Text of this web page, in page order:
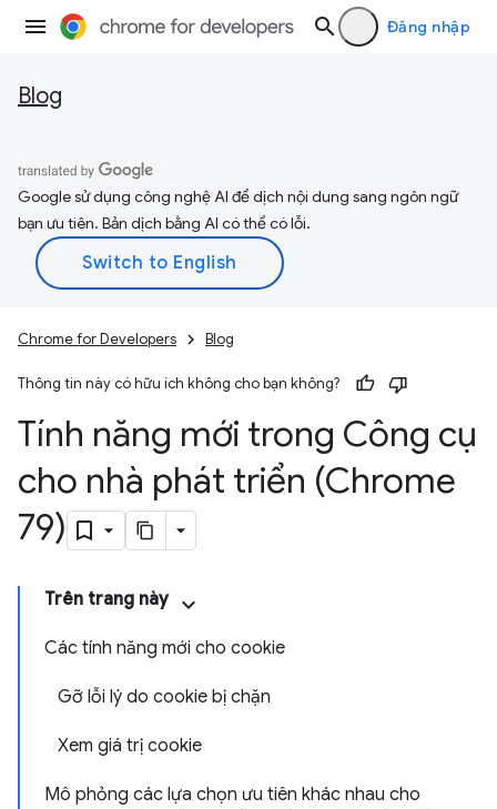
Đăng nhập
Blog
Google sử dụng công nghệ AI để dịch nội dung sang ngôn ngữ
bạn ưu tiên. Bản dịch bằng AI có thể có lỗi.
Chrome for Developers Blog
Thông tin này có hữu ích không cho bạn không?
Tính năng mới trong Công cụ
cho nhà phát triển (Chrome
79)
Trên trang này
Các tính năng mới cho cookie
Gỡ lỗi lý do cookie bị chặn
Xem giá trị cookie
Mô phỏng các lựa chọn ưu tiên khác nhau cho